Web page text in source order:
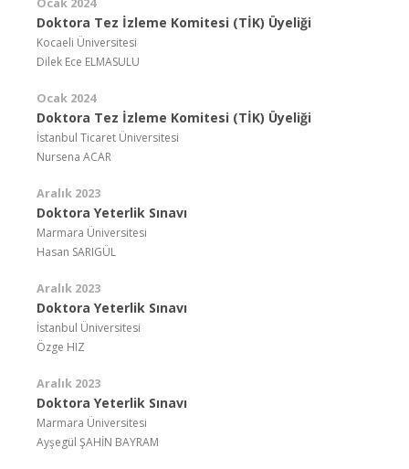
Ocak 2024
Doktora Tez İzleme Komitesi (TİK) Üyeliği
Kocaeli Üniversitesi
Dilek Ece ELMASULU
Ocak 2024
Doktora Tez İzleme Komitesi (TİK) Üyeliği
İstanbul Ticaret Üniversitesi
Nursena ACAR
Aralık 2023
Doktora Yeterlik Sınavı
Marmara Üniversitesi
Hasan SARIGÜL
Aralık 2023
Doktora Yeterlik Sınavı
İstanbul Üniversitesi
Özge HIZ
Aralık 2023
Doktora Yeterlik Sınavı
Marmara Üniversitesi
Ayşegül ŞAHİN BAYRAM